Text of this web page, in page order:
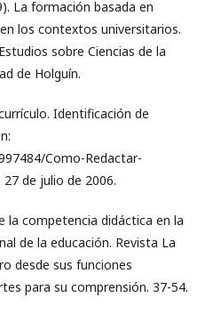
La formación basada en
los contextos universitarios.
sobre Ciencias de la
de Holguín.
Identificación de
Como-Redactar-
de julio de 2006.
la competencia didáctica en la
de la educación. Revista La
desde sus funciones
para su comprensión. 37-54.